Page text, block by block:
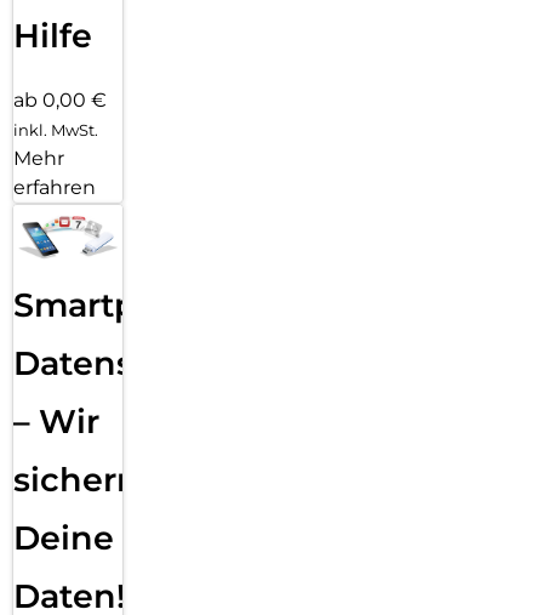
Hilfe
ab 0,00 €
inkl. MwSt.
Mehr
erfahren
Smartphone
Datensicherung
– Wir
sichern
Deine
Daten!